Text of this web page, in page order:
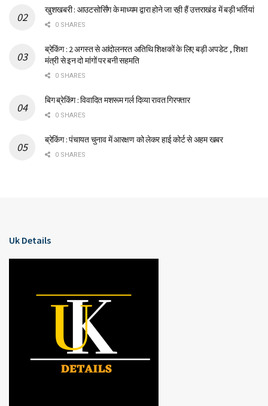
खुशखबरी : आउटसोर्सिंग के माध्यम द्वारा होने जा रही हैं उत्तराखंड में बड़ी भर्तियां
0 SHARES
ब्रेकिंग : 2 अगस्त से आंदोलनरत अतिथि शिक्षकों के लिए बड़ी अपडेट , शिक्षा
मंत्री से इन दो मांगों पर बनी सहमति
0 SHARES
बिग ब्रेकिंग : विवादित मशरूम गर्ल दिव्या रावत गिरफ्तार
0 SHARES
ब्रेकिंग : पंचायत चुनाव में आरक्षण को लेकर हाई कोर्ट से अहम खबर
0 SHARES
Uk Details